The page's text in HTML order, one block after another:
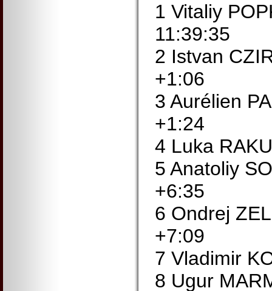
1 Vitaliy
11:39:35
2 Istvan
+1:06
3 Aurélien
+1:24
4 Luka
5 Anatoliy
+6:35
6 Ondrej
+7:09
7 Vladimir
8 Ugur